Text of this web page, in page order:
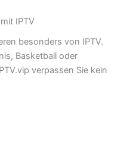
IPTV
besonders von IPTV.
Basketball oder
verpassen Sie kein